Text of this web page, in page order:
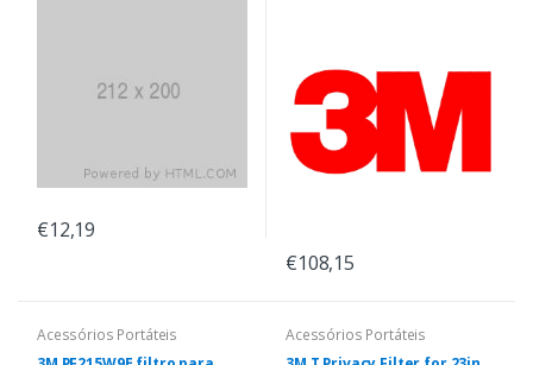
€12,19
€108,15
Acessórios Portáteis
Acessórios Portáteis